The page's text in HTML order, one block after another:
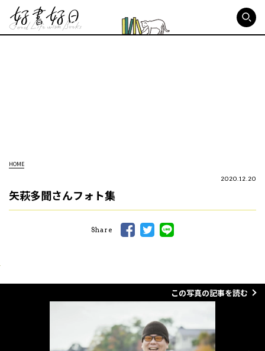
HOME
2020.12.20
矢萩多聞さんフォト集
Share
この写真の記事を読む